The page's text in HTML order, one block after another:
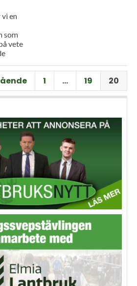
en
som
vete
en
1 … 19 20